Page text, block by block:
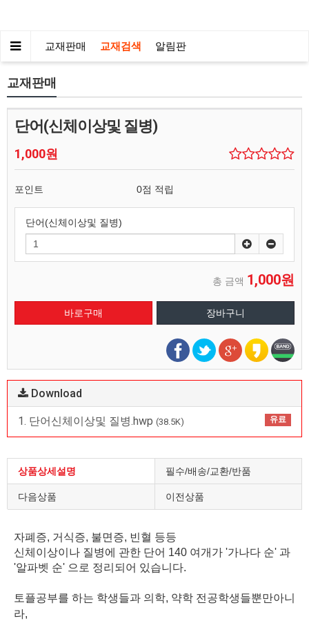
교재판매 교재검색 알림판
교재판매
단어(신체이상및 질병)
1,000원
포인트 0점 적립
단어(신체이상및 질병)
총 금액 1,000원
Download
1. 단어신체이상및 질병.hwp (38.5K) 유료
상품상세설명 필수/배송/교환/반품
다음상품 이전상품
자폐증, 거식증, 불면증, 빈혈 등등
신체이상이나 질병에 관한 단어 140 여개가 '가나다 순' 과
'알파벳 순' 으로 정리되어 있습니다.
토플공부를 하는 학생들과 의학, 약학 전공학생들뿐만아니
라,